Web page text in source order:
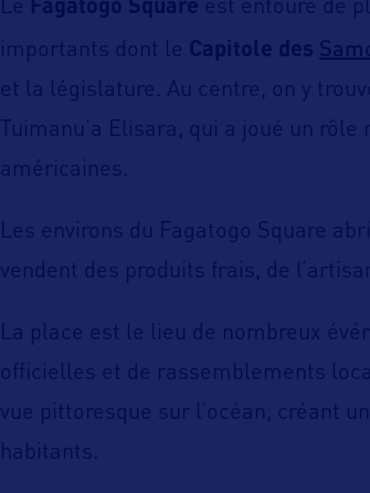
Le Fagatogo Square est entouré de
importants dont le Capitole des
et la législature. Au centre, on y
Tuimanu’a Elisara, qui a joué un
américaines.
Les environs du Fagatogo Square
vendent des produits frais, de
La place est le lieu de nombreux
officielles et de rassemblements
vue pittoresque sur l’océan, créant
habitants.